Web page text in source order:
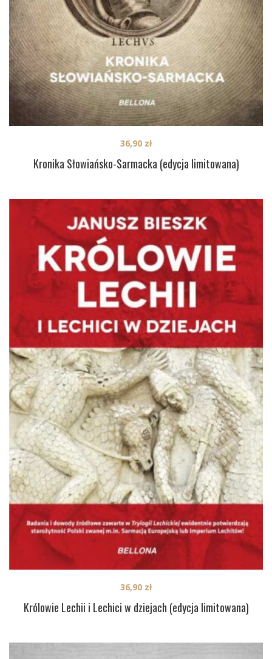
Kronika Słowiańsko-Sarmacka (edycja limitowana)
36,90 zł
Królowie Lechii i Lechici w dziejach (edycja limitowana)
36,90 zł